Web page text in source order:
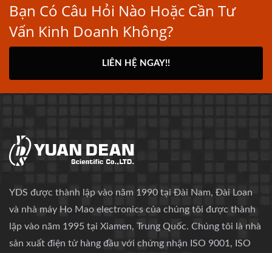
Bạn Có Câu Hỏi Nào Hoặc Cần Tư
Vấn Kinh Doanh Không?
LIÊN HỆ NGAY!!
YDS được thành lập vào năm 1990 tại Đài Nam, Đài Loan
và nhà máy Ho Mao electronics của chúng tôi được thành
lập vào năm 1995 tại Xiamen, Trung Quốc. Chúng tôi là nhà
sản xuất điện tử hàng đầu với chứng nhận ISO 9001, ISO